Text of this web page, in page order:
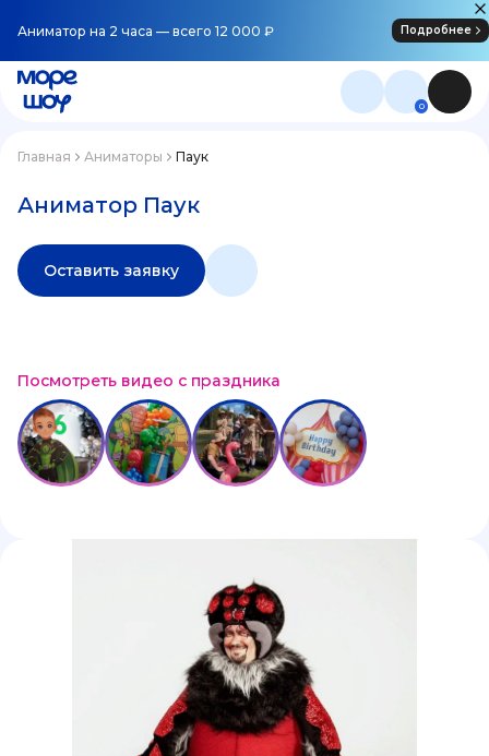
Аниматор на 2 часа — всего 12 000 ₽ Подробнее
0
Главная Аниматоры Паук
Аниматор Паук
Оставить заявку
Посмотреть видео с праздника